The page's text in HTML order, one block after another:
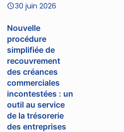
30 juin 2026
Nouvelle
procédure
simplifiée de
recouvrement
des créances
commerciales
incontestées : un
outil au service
de la trésorerie
des entreprises